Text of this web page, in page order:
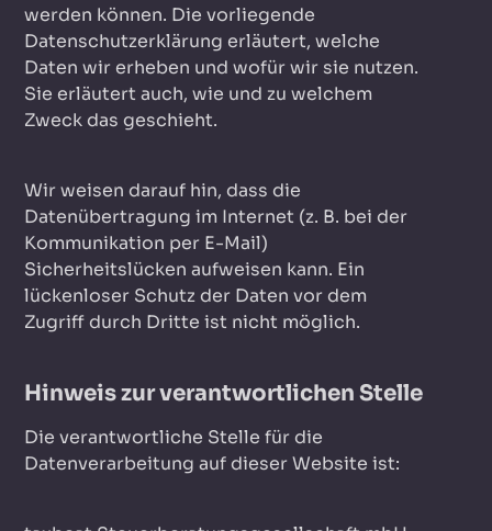
werden können. Die vorliegende
Datenschutzerklärung erläutert, welche
Daten wir erheben und wofür wir sie nutzen.
Sie erläutert auch, wie und zu welchem
Zweck das geschieht.
Wir weisen darauf hin, dass die
Datenübertragung im Internet (z. B. bei der
Kommunikation per E-Mail)
Sicherheitslücken aufweisen kann. Ein
lückenloser Schutz der Daten vor dem
Zugriff durch Dritte ist nicht möglich.
Hinweis zur verantwortlichen Stelle
Die verantwortliche Stelle für die
Datenverarbeitung auf dieser Website ist: